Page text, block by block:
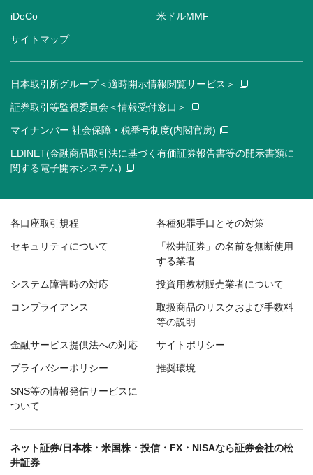
iDeCo 米ドルMMF
サイトマップ
日本取引所グループ＜適時開示情報閲覧サービス＞
証券取引等監視委員会＜情報受付窓口＞
マイナンバー 社会保障・税番号制度(内閣官房)
EDINET(金融商品取引法に基づく有価証券報告書等の開示書類に
関する電子開示システム)
各口座取引規程 各種犯罪手口とその対策
セキュリティについて
「松井証券」の名前を無断使用
する業者
システム障害時の対応 投資用教材販売業者について
コンプライアンス
取扱商品のリスクおよび手数料
等の説明
金融サービス提供法への対応 サイトポリシー
プライバシーポリシー 推奨環境
SNS等の情報発信サービスに
ついて
ネット証券/日本株・米国株・投信・FX・NISAなら証券会社の松
井証券